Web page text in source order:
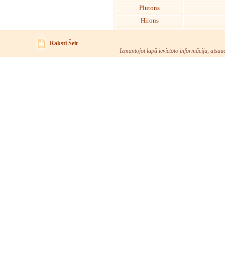
Plutons
Hīrons
Raksti Šeit
Izmantojot lapā ievietoto informāciju,